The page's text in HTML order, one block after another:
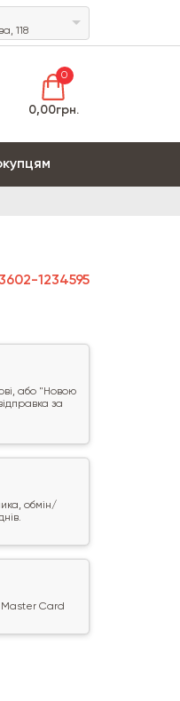
118
0
0,00грн.
1234595
або "Новою
за
обмін/
Master Card